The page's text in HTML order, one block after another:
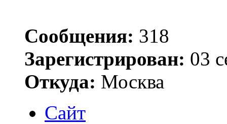
Сообщения: 318
Зарегистрирован: 03
Откуда: Москва
Сайт